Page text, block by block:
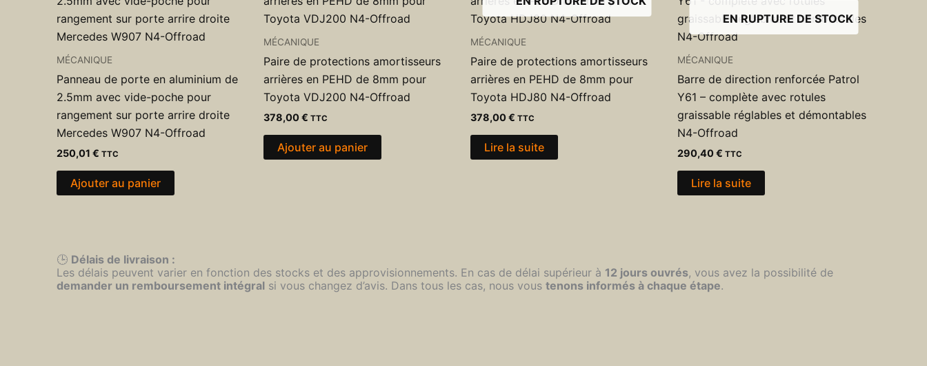
MÉCANIQUE
Panneau de porte en aluminium de
2.5mm avec vide-poche pour
rangement sur porte arrire droite
Mercedes W907 N4-Offroad
250,01 € TTC
Ajouter au panier
MÉCANIQUE
Paire de protections amortisseurs
arrières en PEHD de 8mm pour
Toyota VDJ200 N4-Offroad
378,00€ TTC
Ajouter au panier
MÉCANIQUE
Paire de protections amortisseurs
arrières en PEHD de 8mm pour
Toyota HDJ80 N4-Offroad
378,00€ TTC
Lire la suite
EN RUPTURE DE STOCK
MÉCANIQUE
Barre de direction renforcée Patrol
Y61 – complète avec rotules
graissable réglables et démontables
N4-Offroad
290,40€ TTC
Lire la suite
🕒 Délais de livraison :
Les délais peuvent varier en fonction des stocks et des approvisionnements. En cas de délai supérieur à 12 jours ouvrés, vous avez la possibilité de
demander un remboursement intégral si vous changez d’avis. Dans tous les cas, nous vous tenons informés à chaque étape.